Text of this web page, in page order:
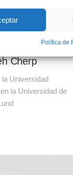
Política de
Cherp
la Universidad
la Universidad de